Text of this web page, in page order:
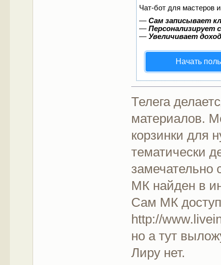
Чат-бот для мастеров
—Сам записывает
—Персонализирует
—Увеличивает
Начать
Телега
материалов.
корзинки для
тематически
замечательно
МК найден в
Сам МК
http://
но а тут
Лиру нет.